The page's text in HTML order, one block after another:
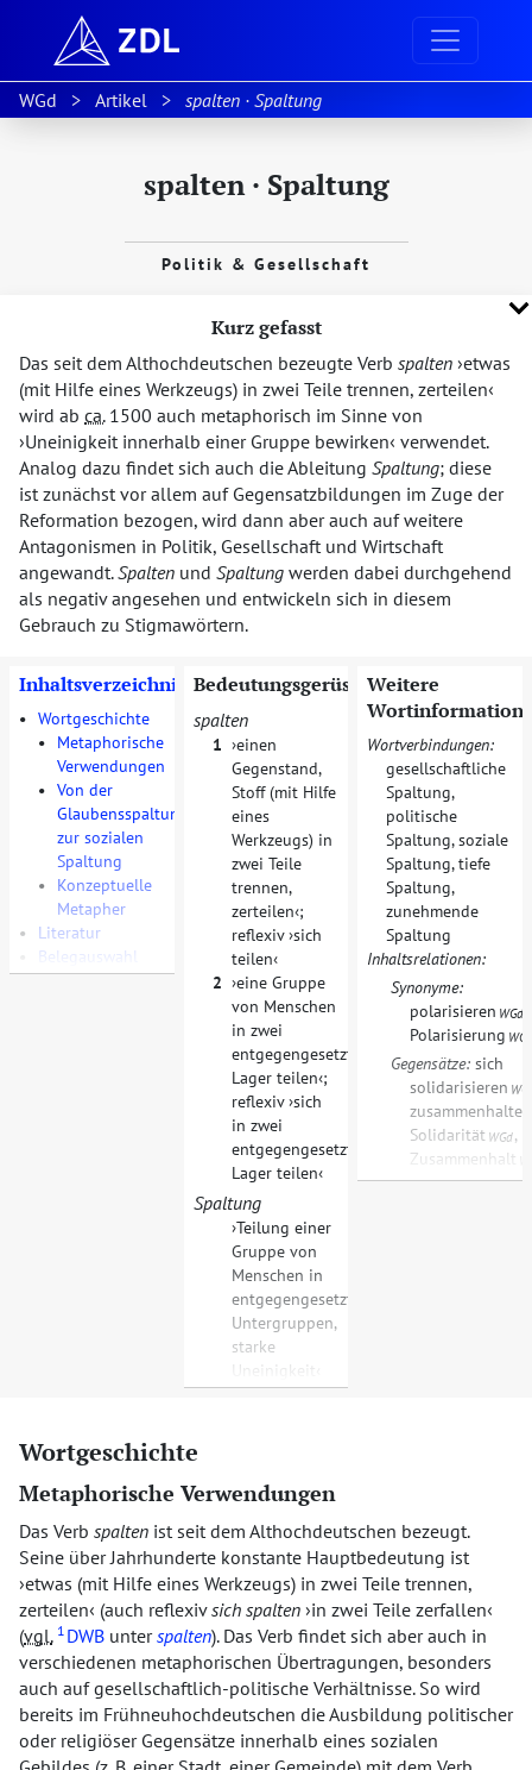
WGd Artikel spalten · Spaltung
spalten · Spaltung
Politik & Gesellschaft
Kurz gefasst
Das seit dem Althochdeutschen bezeugte Verb spalten etwas
(mit Hilfe eines Werkzeugs) in zwei Teile trennen, zerteilen
wird ab ca.1500 auch metaphorisch im Sinne von
Uneinigkeit innerhalb einer Gruppe bewirken verwendet.
Analog dazu findet sich auch die Ableitung Spaltung; diese
ist zunächst vor allem auf Gegensatzbildungen im Zuge der
Reformation bezogen, wird dann aber auch auf weitere
Antagonismen in Politik, Gesellschaft und Wirtschaft
angewandt.Spalten und Spaltung werden dabei durchgehend
als negativ angesehen und entwickeln sich in diesem
Gebrauch zu Stigmawörtern.
Inhaltsverzeichnis
• Wortgeschichte
•
Metaphorische
Verwendungen
• Von der
Glaubensspaltung
zur sozialen
Spaltung
•
Konzeptuelle
Metapher
•
Literatur
Belegauswahl
Bedeutungsgerüste
spalten
1
einen
Gegenstand,
Stoff (mit Hilfe
eines
Werkzeugs) in
zwei Teile
trennen,
zerteilen ;
reflexiv sich
teilen
2
eine Gruppe
von Menschen
in zwei
entgegengesetzte
Lager teilen ;
reflexiv sich
in zwei
entgegengesetzte
Lager teilen
Spaltung
Teilung einer
Gruppe von
Menschen in
entgegengesetzte
Untergruppen,
starke
Uneinigkeit
Weitere
Wortverbindungen:
gesellschaftliche
Spaltung,
politische
Spaltung,soziale
Spaltung,tiefe
Spaltung,
zunehmende
Spaltung
Inhaltsrelationen:
Synonyme:
polarisieren WGd
Polarisierung
Gegensätze: sich
solidarisieren
zusammenhalten
Solidarität WGd,
Zusammenhalt
Wortgeschichte
Metaphorische Verwendungen
Das Verb spalten ist seit dem Althochdeutschen bezeugt.
Seine über Jahrhunderte konstante Hauptbedeutung ist
etwas (mit Hilfe eines Werkzeugs) in zwei Teile trennen,
zerteilen (auch reflexivsich spalten in zwei Teile zerfallen
(vgl. 1 DWB unterspalten). Das Verb findet sich aber auch in
verschiedenen metaphorischen Übertragungen, besonders
auch auf gesellschaftlich-politische Verhältnisse. So wird
bereits im Frühneuhochdeutschen die Ausbildung politischer
oder religiöser Gegensätze innerhalb eines sozialen